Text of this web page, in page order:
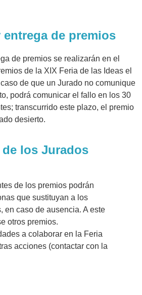
de premios
de premios se realizarán en el
de la XIX Feria de las Ideas el
de que un Jurado no comunique
podrá comunicar el fallo en los 30
transcurrido este plazo, el premio
desierto.
los Jurados
de los premios podrán
que sustituyan a los
en caso de ausencia. A este
otros premios.
a colaborar en la Feria
acciones (contactar con la